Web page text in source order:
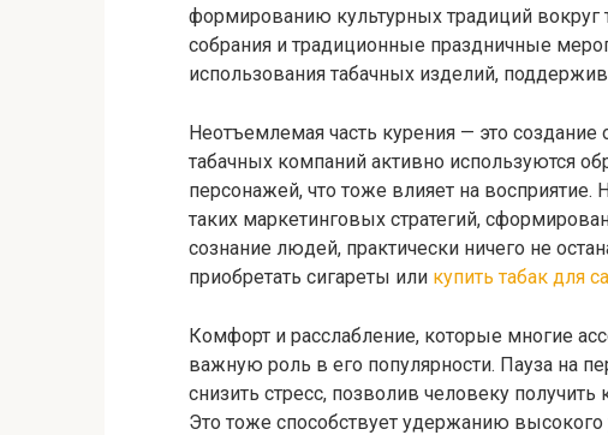
формированию культурных традиций
собрания и традиционные праздничные
использования табачных изделий,
Неотъемлемая часть курения — это создание
табачных компаний активно используются
персонажей, что тоже влияет на
таких маркетинговых стратегий,
сознание людей, практически ничего не
приобретать сигареты или купить табак для
Комфорт и расслабление, которые многие
важную роль в его популярности. Пауза на
снизить стресс, позволив человеку
Это тоже способствует удержанию высокого